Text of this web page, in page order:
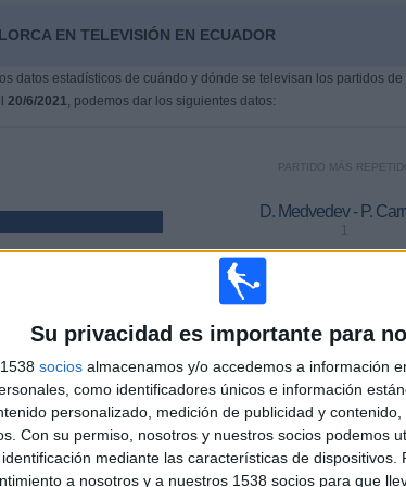
Su privacidad es importante para
socios almacenamos y/o accedemos a información
como identificadores únicos e información
personalizado, medición de publicidad y
Con su permiso, nosotros y nuestros socios podemos
mediante las características de dispositivos.
a nosotros y a nuestros 1538 socios para que
EN TELEVISIÓN EN ECUADOR
datos estadísticos de cuándo y dónde se televisan los partidos de
20/6/2021, podemos dar los siguientes datos:
PARTIDO MÁS
D. Medvedev - P.
1
ÚLTIMO PARTIDO DE PAGO
E. Quinn - A. Davidovich
27/6/2026 Torneo de Mallorca por ATP Tennis TV,
DÍAS
1873
MEDIA
1,6